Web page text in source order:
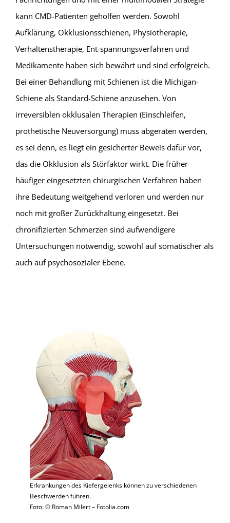
kann CMD-Patienten geholfen werden. Sowohl
Aufklärung, Okklusionsschienen, Physiotherapie,
Verhaltenstherapie, Ent-spannungsverfahren und
Medikamente haben sich bewährt und sind erfolgreich.
Bei einer Behandlung mit Schienen ist die Michigan-
Schiene als Standard-Schiene anzusehen. Von
irreversiblen okklusalen Therapien (Einschleifen,
prothetische Neuversorgung) muss abgeraten werden,
es sei denn, es liegt ein gesicherter Beweis dafür vor,
das die Okklusion als Störfaktor wirkt. Die früher
häufiger eingesetzten chirurgischen Verfahren haben
ihre Bedeutung weitgehend verloren und werden nur
noch mit großer Zurückhaltung eingesetzt. Bei
chronifizierten Schmerzen sind aufwendigere
Untersuchungen notwendig, sowohl auf somatischer als
auch auf psychosozialer Ebene.
Erkrankungen des Kiefergelenks können zu verschiedenen
Beschwerden führen.
Foto: © Roman Milert – Fotolia.com